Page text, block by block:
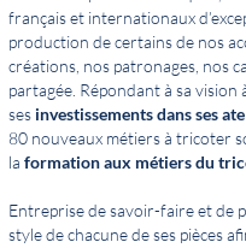
français et internationaux
production de certains de nos
créations, nos patronages, nos
partagée. Répondant à sa
ses investissements dans ses
80 nouveaux métiers à tricoter
la formation aux métiers du
Entreprise de savoir-faire et de
style de chacune de ses pièces